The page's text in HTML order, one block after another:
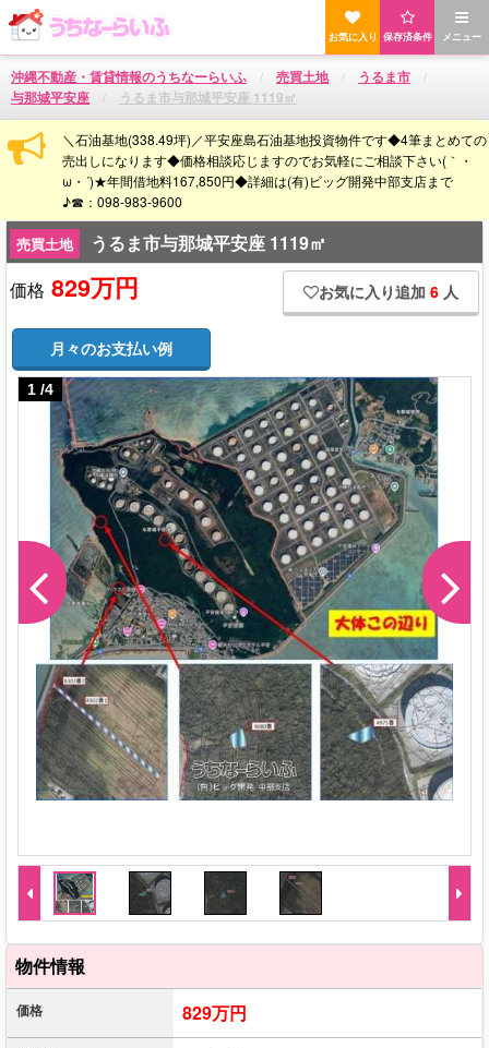
メニュー
保存済条件
お気に入り
沖縄不動産・賃貸情報のうちなーらいふ 売買土地
うるま市
与那城平安座
うるま市与那城平安座 1119㎡
＼石油基地(338.49坪)／平安座島石油基地投資物件です◆4筆まとめての
売出しになります◆価格相談応じますのでお気軽にご相談下さい(｀・
ω・´)★年間借地料167,850円◆詳細は(有)ビッグ開発中部支店まで
♪☎：098-983-9600
売買土地
うるま市与那城平安座 1119㎡
価格 829万円 お気に入り追加 6 人
月々のお支払い例
1 /4
物件情報
価格 829万円